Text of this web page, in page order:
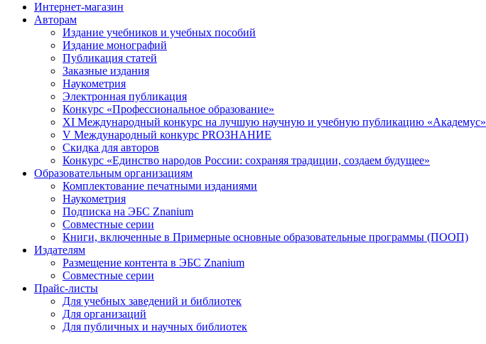
Интернет-магазин
Авторам
Издание учебников и учебных пособий
Издание монографий
Публикация статей
Заказные издания
Наукометрия
Электронная публикация
Конкурс «Профессиональное образование»
XI Международный конкурс на лучшую научную и учебную публикацию «Академус»
V Международный конкурс PROЗНАНИЕ
Скидка для авторов
Конкурс «Единство народов России: сохраняя традиции, создаем будущее»
Образовательным организациям
Комплектование печатными изданиями
Наукометрия
Подписка на ЭБС Znanium
Совместные серии
Книги, включенные в Примерные основные образовательные программы (ПООП)
Издателям
Размещение контента в ЭБС Znanium
Совместные серии
Прайс-листы
Для учебных заведений и библиотек
Для организаций
Для публичных и научных библиотек